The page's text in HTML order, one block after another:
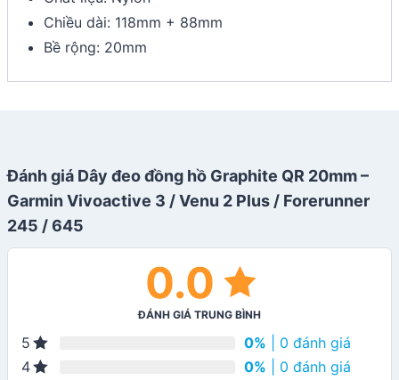
Chiều dài: 118mm + 88mm
Bề rộng: 20mm
Đánh giá Dây đeo đồng hồ Graphite QR 20mm –
Garmin Vivoactive 3 / Venu 2 Plus / Forerunner
245 / 645
0.0
ĐÁNH GIÁ TRUNG BÌNH
5 0% | 0 đánh giá
4
0% | 0 đánh giá